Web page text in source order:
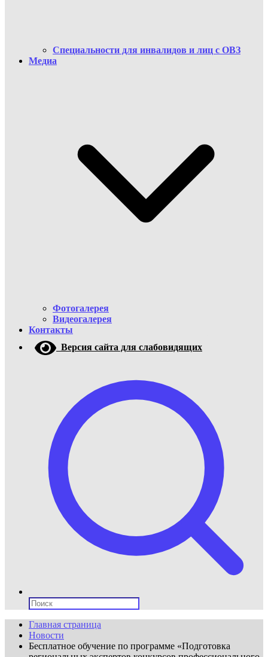
Cпециальности для инвалидов и лиц с ОВЗ
Медиа
Фотогалерея
Видеогалерея
Контакты
Версия сайта для слабовидящих
Поиск:
Главная страница
Новости
Бесплатное обучение по программе «Подготовка